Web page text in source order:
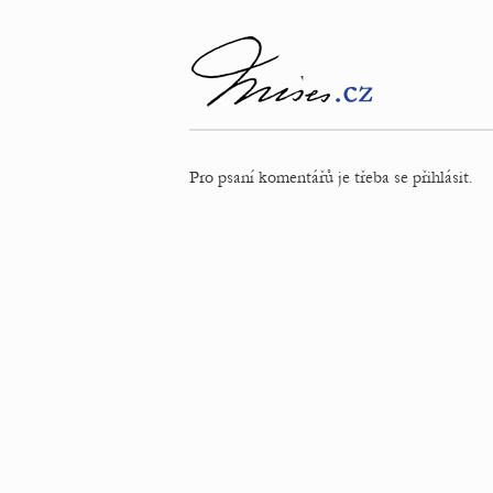
Pro psaní komentářů je třeba se přihlásit.